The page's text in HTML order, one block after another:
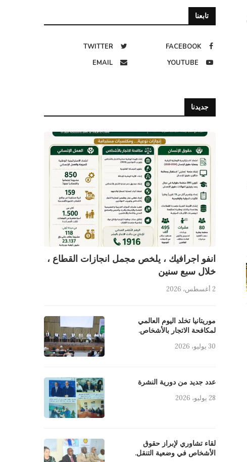
لقاء تشاوري لإبراز حقوق الأشخاص في
وضعية التنقل.
المفوض المساعد لحقوق الإنسان
وفدا من منظمة حلف الوطن...
تابعنا
FACEBOOK
TWITTER
YOUTUBE
EMAIL
جديدنا
انفو اجرافيك ، يلخص مجمل انجازات القطاع ،
خلال سبع سنين
2 أغسطس، 2026
موريتانيا تخلد اليوم العالمي
لمكافحة الاتجار بالأشخاص.
30 يوليو، 2026
عدد جديد من دورية النشرة
28 يوليو، 2026
لقاء تشاوري لإبراز حقوق
الأشخاص في وضعية التنقل.